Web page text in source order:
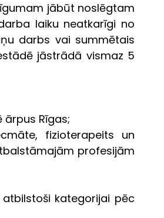
jābūt noslēgtam
laiku neatkarīgi no
darbs vai summētais
jāstrādā vismaz 5
Rīgas;
fizioterapeits un
profesijām